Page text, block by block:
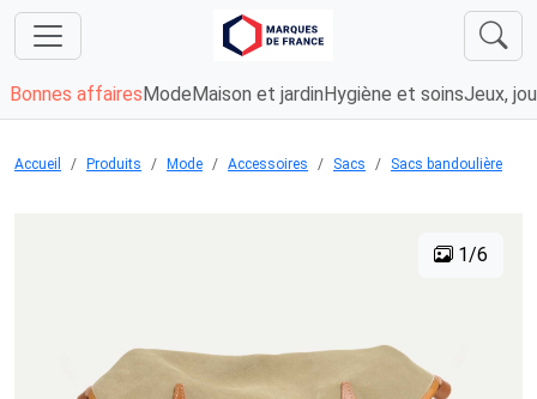
Bonnes affaires Mode Maison et jardin Hygiène et soinsJeux,
Accueil Produits Mode Accessoires Sacs Sacs bandoulière
1/6